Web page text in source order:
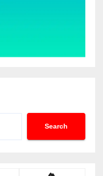
Search